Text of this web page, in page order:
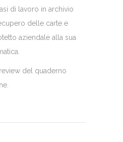
di lavoro in archivio
delle carte e
aziendale alla sua
del quaderno